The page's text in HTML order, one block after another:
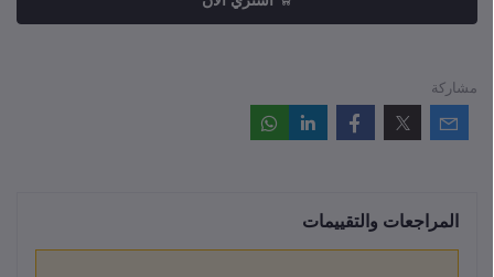
مشاركة
المراجعات والتقييمات